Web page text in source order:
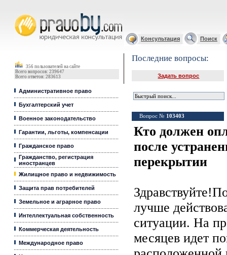
Консультация Поиск
356 пользователей на сайте
Всего вопросов: 239647
Всего ответов: 283613
Административное право
Бухгалтерский учет
Военное законодательство
Гарантии, льготы, компенсации
Гражданское право
Гражданство, регистрация
иностранцев
Жилищное право и недвижимость
Защита прав потребителей
Земельное и аграрное право
Интеллектуальная собственность
Коммерческая деятельность
Международное право
Последние вопросы:
Задать вопрос
Вопрос № 103403
Кто должен
после
перекрытии
лучше
ситуации. На
месяцев идет